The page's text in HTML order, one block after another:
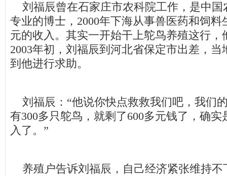
刘福辰曾在石家庄市农科院工作，是中国
专业的博士，2000年下海从事兽医药和饲
元的收入。其实一开始干上鸵鸟养殖这行，
2003年初，刘福辰到河北省保定市出差，
到他进行求助。
刘福辰：“他说你快点救救我们吧，我们
有300多只鸵鸟，就剩了600多元钱了，确
入了。”
养殖户告诉刘福辰，自己经济紧张维持不